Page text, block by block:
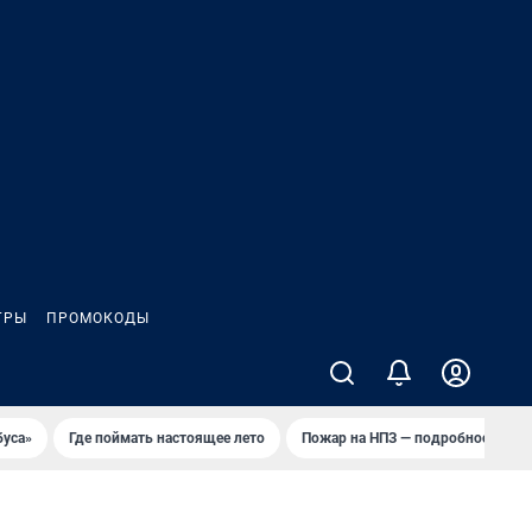
ПРОМОКОДЫ
Где поймать настоящее лето Пожар на НПЗ — подробности